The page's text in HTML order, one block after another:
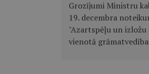
Grozījumi Ministru
19. decembra
"Azartspēļu un izložu
vienotā